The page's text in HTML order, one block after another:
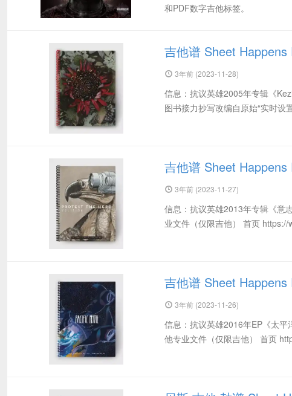
和PDF数字吉他标签。
吉他谱 Sheet
3年前 (2023-11-28)
信息：抗议英雄2005年专辑《
图书接力抄写改编自原始“实时设
吉他谱 Sheet
3年前 (2023-11-27)
信息：抗议英雄2013年专辑《意
业文件（仅限吉他） 首页
吉他谱 Sheet
3年前 (2023-11-26)
信息：抗议英雄2016年EP《太
他专业文件（仅限吉他） 首页